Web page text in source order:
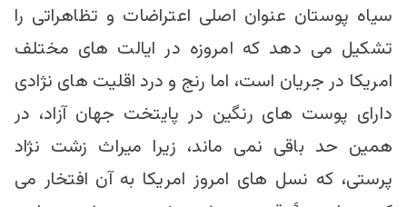
سیاه پوستان عنوان اصلی اعتراضات و تظاهراتی را
تشکیل می دهد که امروزه در ایالت های مختلف
امریکا در جریان است، اما رنج و درد اقلیت های نژادی
دارای پوست های رنگین در پایتخت جهان آزاد، در
همین حد باقی نمی ماند، زیرا میراث زشت نژاد
پرستی، که نسل های امروز امریکا به آن افتخار می